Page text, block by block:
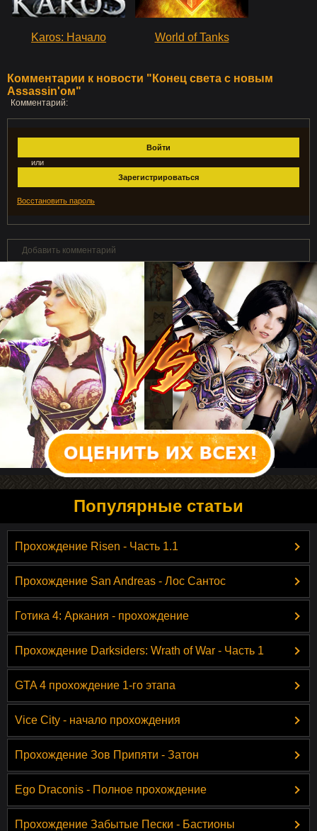
Karos: Начало World of Tanks
Комментарии к новости "Конец света с новым
Assassin'ом"
Комментарий:
Войти
или
Зарегистрироваться
Восстановить пароль
Добавить комментарий
Популярные статьи
Прохождение Risen - Часть 1.1
Прохождение San Andreas - Лос Сантос
Готика 4: Аркания - прохождение
Прохождение Darksiders: Wrath of War - Часть 1
GTA 4 прохождение 1-го этапа
Vice City - начало прохождения
Прохождение Зов Припяти - Затон
Ego Draconis - Полное прохождение
Прохождение Забытые Пески - Бастионы